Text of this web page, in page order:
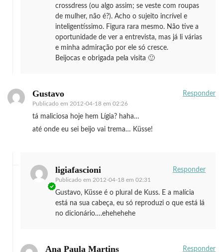
crossdress (ou algo assim; se veste com roupas
de mulher, não é?). Acho o sujeito incrível e
inteligentíssimo. Figura rara mesmo. Não tive a
oportunidade de ver a entrevista, mas já li várias
e minha admiração por ele só cresce.
Beijocas e obrigada pela visita 🙂
Gustavo
Publicado em 2012-04-18 em 02:26
Responder
tá maliciosa hoje hem Lígia? haha…
até onde eu sei beijo vai trema… Küsse!
ligiafascioni
Publicado em 2012-04-18 em 02:31
Responder
Gustavo, Küsse é o plural de Kuss. E a malícia
está na sua cabeça, eu só reproduzi o que está lá
no dicionário….ehehehehe
Ana Paula Martins Responder